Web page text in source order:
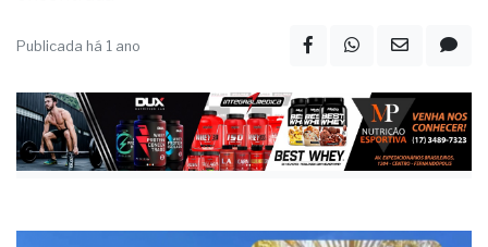
Publicada há 1 ano